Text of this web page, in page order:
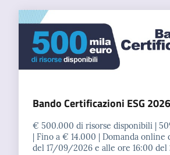
Bando Certificazioni ESG
€ 500.000 di risorse disponibili |
| Fino a € 14.000 | Domanda online
del 17/09/2026 e alle ore 16:00